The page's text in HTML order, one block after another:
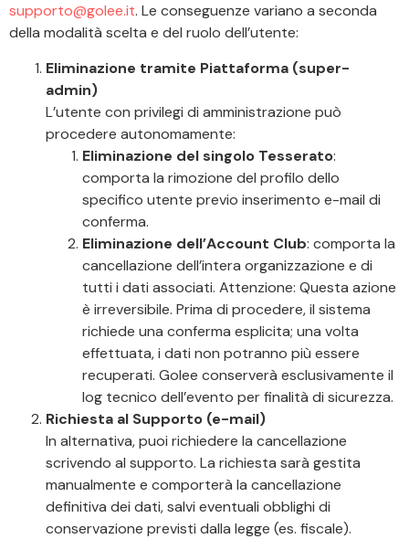
supporto@golee.it. Le conseguenze variano a seconda
della modalità scelta e del ruolo dell’utente:
Eliminazione tramite Piattaforma (super-
admin)
L’utente con privilegi di amministrazione può
procedere autonomamente:
Eliminazione del singolo Tesserato:
comporta la rimozione del profilo dello
specifico utente previo inserimento e-mail di
conferma.
Eliminazione dell’Account Club: comporta la
cancellazione dell’intera organizzazione e di
tutti i dati associati. Attenzione: Questa azione
è irreversibile. Prima di procedere, il sistema
richiede una conferma esplicita; una volta
effettuata, i dati non potranno più essere
recuperati. Golee conserverà esclusivamente il
log tecnico dell’evento per finalità di sicurezza.
Richiesta al Supporto (e-mail)
In alternativa, puoi richiedere la cancellazione
scrivendo al supporto. La richiesta sarà gestita
manualmente e comporterà la cancellazione
definitiva dei dati, salvi eventuali obblighi di
conservazione previsti dalla legge (es. fiscale).